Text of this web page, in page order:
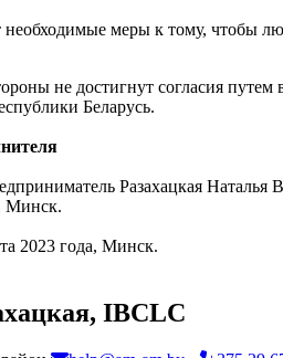
меры к тому, чтобы
не достигнут согласия
Беларусь.
Разахацкая
Минск.
2023 года, Минск.
IBCLC